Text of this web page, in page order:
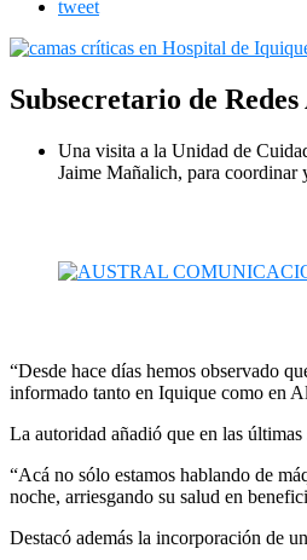
tweet
Subsecretario de
Una visita a la Unidad de
Jaime Mañalich, para coordinar
“Desde hace días hemos observado
informado tanto en Iquique como en
La autoridad añadió que en las
“Acá no sólo estamos hablando de
noche, arriesgando su salud en
Destacó además la incorporación de